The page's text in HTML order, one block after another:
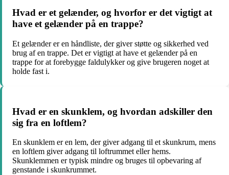
Hvad er et gelænder, og hvorfor er det vigtigt at
have et gelænder på en trappe?
Et gelænder er en håndliste, der giver støtte og sikkerhed ved
brug af en trappe. Det er vigtigt at have et gelænder på en
trappe for at forebygge faldulykker og give brugeren noget at
holde fast i.
Hvad er en skunklem, og hvordan adskiller den
sig fra en loftlem?
En skunklem er en lem, der giver adgang til et skunkrum, mens
en loftlem giver adgang til loftrummet eller hems.
Skunklemmen er typisk mindre og bruges til opbevaring af
genstande i skunkrummet.